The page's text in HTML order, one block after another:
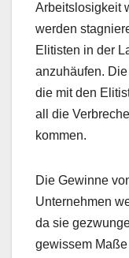
Arbeitslosigkeit
werden
Elitisten in der
anzuhäufen.
die mit den
all die
kommen.
Die Gewinne
Unternehmen
da sie
gewissem